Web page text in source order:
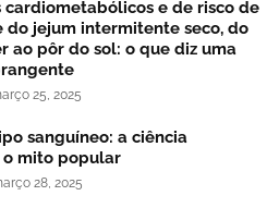
cardiometabólicos e de risco de
do jejum intermitente seco, do
ao pôr do sol: o que diz uma
25, 2025
sanguíneo: a ciência
mito popular
28, 2025